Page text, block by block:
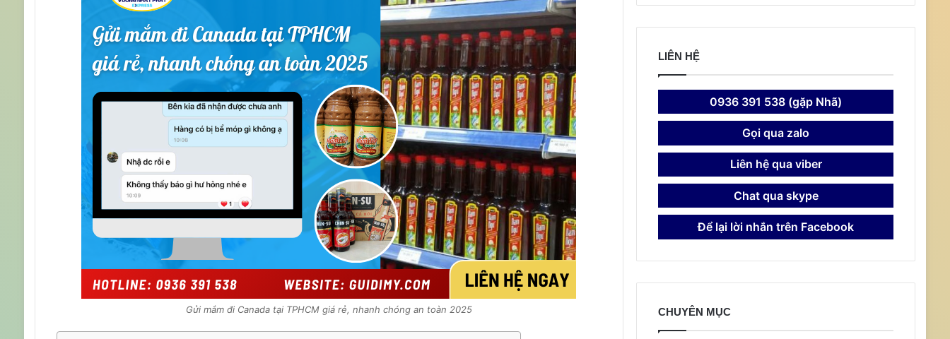
Gửi mắm đi Canada tại TPHCM giá rẻ, nhanh chóng an toàn 2025
LIÊN HỆ
0936 391 538 (gặp Nhã)
Gọi qua zalo
Liên hệ qua viber
Chat qua skype
Để lại lời nhắn trên Facebook
CHUYÊN MỤC